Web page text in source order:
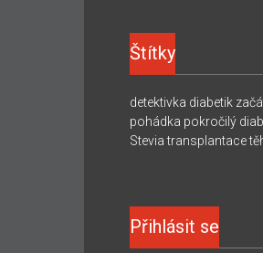
Štítky
detektivka diabetik
pohádka pokročilý
Stevia transplantace
Přihlásit se